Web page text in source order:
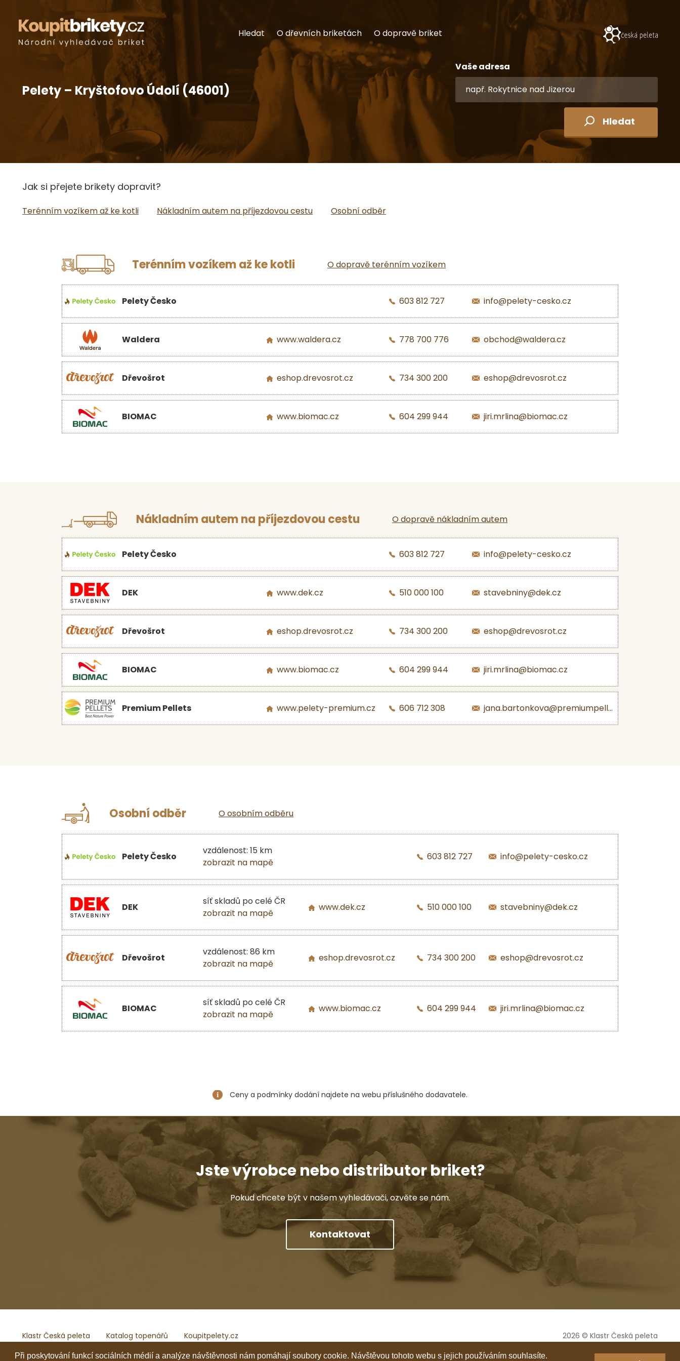
Při poskytování funkcí sociálních médií a analýze návštěvnosti nám pomáhají soubory cookie. Návštěvou tohoto webu s jejich používáním souhlasíte.
Hledat O dřevních briketách O dopravě briket
Pelety – Kryštofovo Údolí (46001)
Vaše adresa
Hledat
Jak si přejete brikety dopravit?
Terénním vozíkem až ke kotli Nákladním autem na příjezdovou cestu Osobní odběr
Terénním vozíkem až ke kotli O dopravě terénním vozíkem
Pelety Česko 603 812 727 info@pelety-cesko.cz
Waldera www.waldera.cz 778 700 776 obchod@waldera.cz
Dřevošrot eshop.drevosrot.cz 734 300 200 eshop@drevosrot.cz
BIOMAC www.biomac.cz 604 299 944 jiri.mrlina@biomac.cz
Nákladním autem na příjezdovou cestu O dopravě nákladním autem
Pelety Česko 603 812 727 info@pelety-cesko.cz
DEK www.dek.cz 510 000 100 stavebniny@dek.cz
Dřevošrot eshop.drevosrot.cz 734 300 200 eshop@drevosrot.cz
BIOMAC www.biomac.cz 604 299 944 jiri.mrlina@biomac.cz
Premium Pellets www.pelety-premium.cz 606 712 308 jana.bartonkova@premiumpellets.cz
Osobní odběr O osobním odběru
Pelety Česko
vzdálenost: 15 km
zobrazit na mapě
603 812 727 info@pelety-cesko.cz
DEK
síť skladů po celé ČR
zobrazit na mapě
www.dek.cz 510 000 100 stavebniny@dek.cz
Dřevošrot
vzdálenost: 86 km
zobrazit na mapě
eshop.drevosrot.cz 734 300 200 eshop@drevosrot.cz
BIOMAC
síť skladů po celé ČR
zobrazit na mapě
www.biomac.cz 604 299 944 jiri.mrlina@biomac.cz
Ceny a podmínky dodání najdete na webu příslušného dodavatele.
Jste výrobce nebo distributor briket?
Pokud chcete být v našem vyhledávači, ozvěte se nám.
Kontaktovat
Klastr Česká peleta Katalog topenářů
Koupitpelety.cz
Česká peleta, z.s.p.o.
IČ: 72069686 e-mail:predseda@ceska-peleta.cz
2026 © Klastr Česká peleta
Vyrobil